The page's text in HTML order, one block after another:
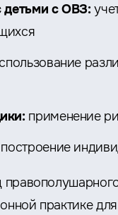
детьми с ОВЗ:
применение
построение
практике